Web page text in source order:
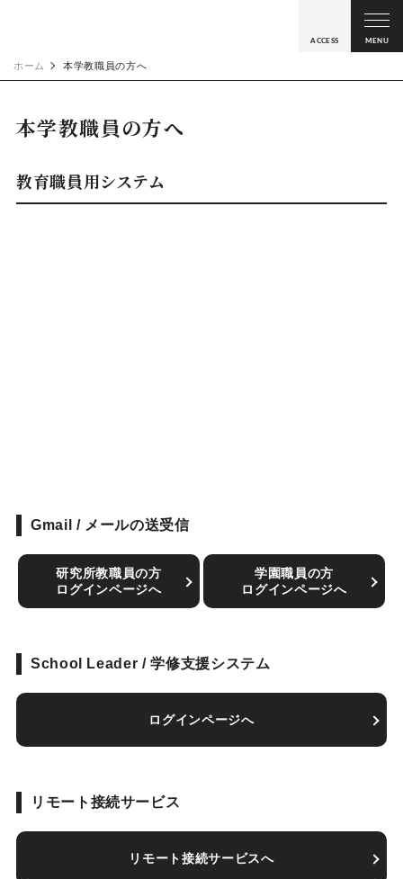
ACCESS MENU
ホーム 本学教職員の方へ
本学教職員の方へ
教育職員用システム
Gmail / メールの送受信
研究所教職員の方
ログインページへ
学園職員の方
ログインページへ
School Leader / 学修支援システム
ログインページへ
リモート接続サービス
リモート接続サービスへ